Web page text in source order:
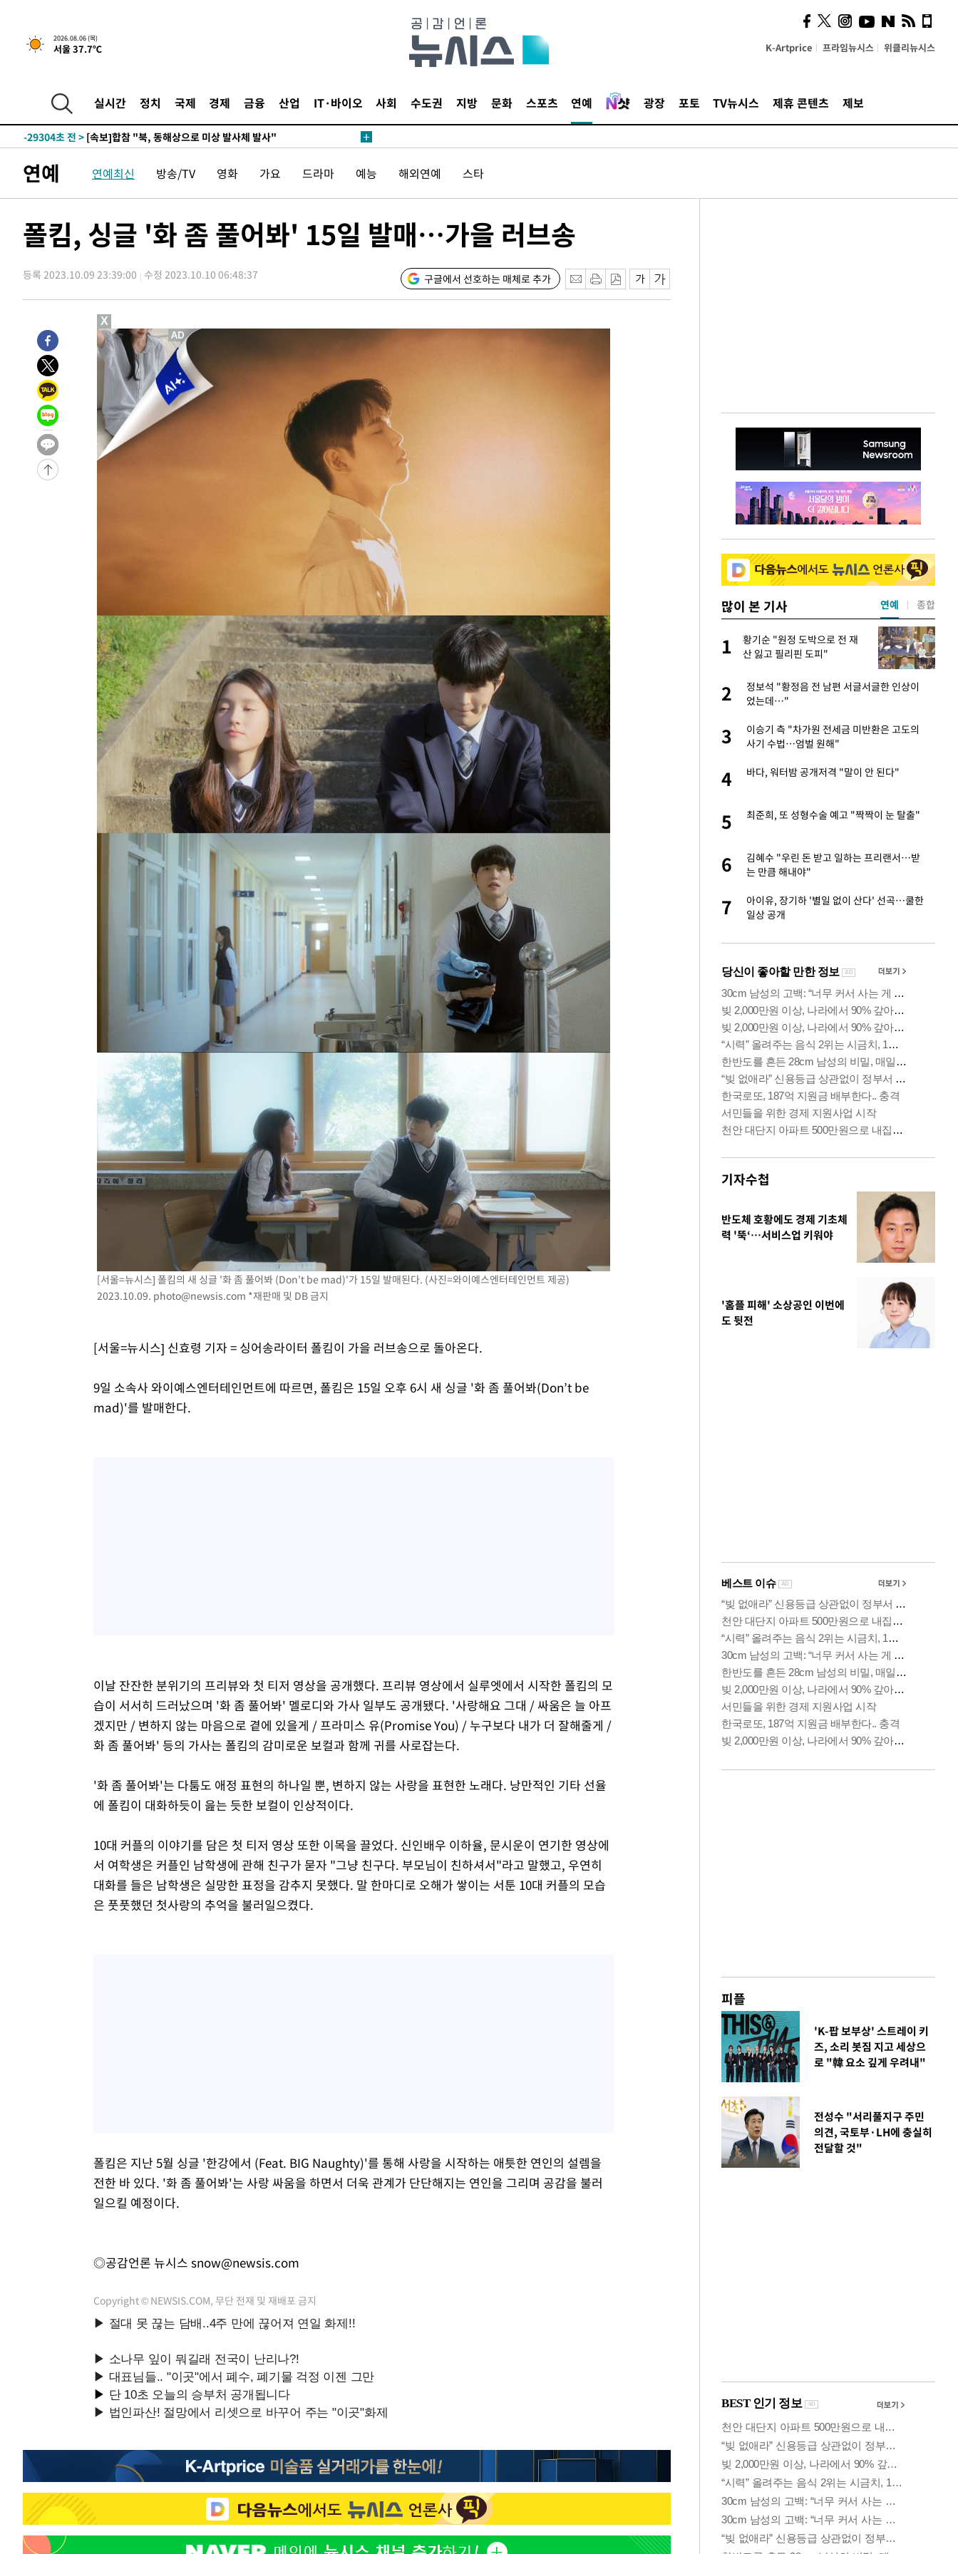
2026.08.06 (목)
서울 37.7℃ K-Artprice 프라임뉴시스 위클리뉴시스
실시간 정치 국제 경제 금융 산업 IT·바이오 사회 수도권 지방 문화 스포츠 연예 광장 포토 TV뉴시스 제휴 콘텐츠 제보
-5517초 전 > [속보]경찰, '홍명보 선임 논란' 대한축구협회·축구회관 등 압수수색
-31468초 전 >
日방위성, 北이 동해로 쏜 발사체는 탄도미사일 가능성
-29898초 전 >
-29304초 전 > [속보]합참 "북, 동해상으로 미상 발사체 발사"
-28659초 전 >
[속보]7~9일 프로야구 3연전도 폭염 취소…11일 재개
-28321초 전 >"韓 외환시장 개입 관측 배경엔 美의 대한국 무역적자 있어"
-27988초 전 >
서울 낮 37.9도, 올여름 최고치 경신…영등포 순간 '40도'
-23645초 전 >[속보]코스닥, 800p 회복…0.26% 오른 801.67 마감
-23575초 전 >[속보]코스피, 301.88포인트(4.58%) 내린 6296.38 마감
[속보]원·달러 환율, 0.7원 내린 1423.8원 마감
-21039초 전 >
"여기 떨어졌다"…다누리, 스페이스X 로켓 달 충돌 흔적 포착
-18084초 전 >
손흥민, 5경기 연속골 실패…LAFC는 승부차기 끝 과달라하라 격파
-10685초 전 >
내일까지 39도 '펄펄'…기상청 "태풍 지나며 폭염 잠시 꺾인다"
-10322초 전 >
트럼프, 한국계 진보 주지사 후보 맹공…"공산주의가 최대 위협"
-10300초 전 >
"美간섭에 합의 지연"…트럼프, '이란 호르무즈 통제권' 수용할까
-6820초 전 >
[속보]산업장관 "李정부, 원전 반대 안해…안정 전력 위해 불가피"
-5517초 전 >
[속보]경찰, '홍명보 선임 논란' 대한축구협회·축구회관 등 압수수색
-31720초 전 >
[속보]합참 "北 발사체는 단거리탄도미사일…감시·경계태세 강
[속보]7~9일 프로야구 3연전도 폭염 취소…11일 재개
'월드컵 탈락 후폭풍' 축구협회…초유의 압수수색에 '충격·당황'
서울 낮 37.9도, 올여름 최고치 경신…영등포 순간 '40도'
[속보]종합특검, 대검 추가 압수수색…내란 중요임무종사 혐의
[속보]코스닥, 800p 회복…0.26% 오른 801.67 마감
[속보]코스피, 301.88포인트(4.58%) 내린 6296.38 마감
[속보]원·달러 환율, 0.7원 내린 1423.8원 마감
"여기 떨어졌다"…다누리, 스페이스X 로켓 달 충돌 흔적 포착
손흥민, 5경기 연속골 실패…LAFC는 승부차기 끝 과달라하라 격파
내일까지 39도 '펄펄'…기상청 "태풍 지나며 폭염 잠시 꺾인다"
트럼프, 한국계 진보 주지사 후보 맹공…"공산주의가 최대 위협"
"美간섭에 합의 지연"…트럼프, '이란 호르무즈 통제권' 수용할까
[속보]산업장관 "李정부, 원전 반대 안해…안정 전력 위해 불가피"
[속보]경찰, '홍명보 선임 논란' 대한축구협회·축구회관 등 압수수색
연예 연예최신 방송/TV 영화 가요 드라마 예능 해외연예 스타
폴킴, 싱글 '화 좀 풀어봐' 15일 발매…가을 러브송
등록 2023.10.09 23:39:00 수정 2023.10.10 06:48:37 구글에서 선호하는 매체로 추가
[서울=뉴시스] 폴킴의 새 싱글 '화 좀 풀어봐 (Don’t be mad)'가 15일 발매된다. (사진=와이예스엔터테인먼트 제공)
2023.10.09. photo@newsis.com *재판매 및 DB 금지
[서울=뉴시스] 신효령 기자 = 싱어송라이터 폴킴이 가을 러브송으로 돌아온다.
9일 소속사 와이예스엔터테인먼트에 따르면, 폴킴은 15일 오후 6시 새 싱글 '화 좀 풀어봐(Don’t be
mad)'를 발매한다.
이날 잔잔한 분위기의 프리뷰와 첫 티저 영상을 공개했다. 프리뷰 영상에서 실루엣에서 시작한 폴킴의 모
습이 서서히 드러났으며 '화 좀 풀어봐' 멜로디와 가사 일부도 공개됐다. '사랑해요 그대 / 싸움은 늘 아프
겠지만 / 변하지 않는 마음으로 곁에 있을게 / 프라미스 유(Promise You) / 누구보다 내가 더 잘해줄게 /
화 좀 풀어봐' 등의 가사는 폴킴의 감미로운 보컬과 함께 귀를 사로잡는다.
'화 좀 풀어봐'는 다툼도 애정 표현의 하나일 뿐, 변하지 않는 사랑을 표현한 노래다. 낭만적인 기타 선율
에 폴킴이 대화하듯이 읊는 듯한 보컬이 인상적이다.
10대 커플의 이야기를 담은 첫 티저 영상 또한 이목을 끌었다. 신인배우 이하율, 문시운이 연기한 영상에
서 여학생은 커플인 남학생에 관해 친구가 묻자 "그냥 친구다. 부모님이 친하셔서"라고 말했고, 우연히
대화를 들은 남학생은 실망한 표정을 감추지 못했다. 말 한마디로 오해가 쌓이는 서툰 10대 커플의 모습
은 풋풋했던 첫사랑의 추억을 불러일으켰다.
폴킴은 지난 5월 싱글 '한강에서 (Feat. BIG Naughty)'를 통해 사랑을 시작하는 애틋한 연인의 설렘을
전한 바 있다. '화 좀 풀어봐'는 사랑 싸움을 하면서 더욱 관계가 단단해지는 연인을 그리며 공감을 불러
일으킬 예정이다.
◎공감언론 뉴시스 snow@newsis.com
Copyright © NEWSIS.COM, 무단 전재 및 재배포 금지
많이 본 기사
1
황기순 "원정 도박으로 전 재
산 잃고 필리핀 도피"
정보석 "황정음 전 남편 서글서글한 인상이
었는데…"
3
정부, 전 산업에 'AI 옷' 입힌다…AI 로봇 연
1000대 보급 추진
4
이승기 측 "차가원 전세금 미반환은 고도의
사기 수법…엄벌 원해"
5 바다, 워터밤 공개저격 "말이 안 된다"
6
7
들었다"…형소법 개정에 격한 반응
1
황기순 "원정 도박으로 전 재
산 잃고 필리핀 도피"
2
정보석 "황정음 전 남편 서글서글한 인상이
었는데…"
3
이승기 측 "차가원 전세금 미반환은 고도의
사기 수법…엄벌 원해"
4 바다, 워터밤 공개저격 "말이 안 된다"
5 최준희, 또 성형수술 예고 "짝짝이 눈 탈출"
6
김혜수 "우린 돈 받고 일하는 프리랜서…받
는 만큼 해내야"
7
아이유, 장기하 '별일 없이 산다' 선곡…쿨한
일상 공개
연예 종합
기자수첩
반도체 호황에도 경제 기초체
력 '뚝‘…서비스업 키워야
'홈플 피해' 소상공인 이번에
도 뒷전
피플
'K-팝 보부상' 스트레이 키
즈, 소리 봇짐 지고 세상으
로 "韓 요소 깊게 우려내"
전성수 "서리풀지구 주민
의견, 국토부·LH에 충실히
전달할 것"
X